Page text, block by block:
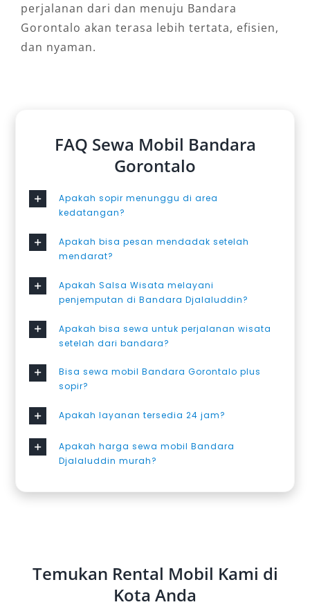
perjalanan dari dan menuju Bandara
Gorontalo akan terasa lebih tertata, efisien,
dan nyaman.
FAQ Sewa Mobil Bandara
Gorontalo
Apakah sopir menunggu di area
kedatangan?
Apakah bisa pesan mendadak setelah
mendarat?
Apakah Salsa Wisata melayani
penjemputan di Bandara Djalaluddin?
Apakah bisa sewa untuk perjalanan wisata
setelah dari bandara?
Bisa sewa mobil Bandara Gorontalo plus
sopir?
Apakah layanan tersedia 24 jam?
Apakah harga sewa mobil Bandara
Djalaluddin murah?
Temukan Rental Mobil Kami di
Kota Anda